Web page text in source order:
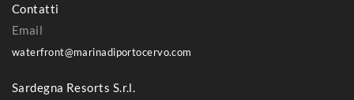
Contatti
Email
waterfront@marinadiportocervo.com
Sardegna Resorts S.r.l.